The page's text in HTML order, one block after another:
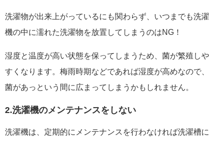
洗濯物が出来上がっているにも関わらず、いつまでも洗濯
機の中に濡れた洗濯物を放置してしまうのはNG！
湿度と温度が高い状態を保ってしまうため、菌が繁殖しや
すくなります。梅雨時期などであれば湿度が高めなので、
菌があっという間に広まってしまうかもしれません。
2.洗濯機のメンテナンスをしない
洗濯機は、定期的にメンテナンスを行わなければ洗濯槽に